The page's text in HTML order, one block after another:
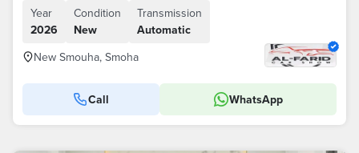
Year
2026
Condition
New
Transmission
Automatic
New Smouha, Smoha
Call WhatsApp